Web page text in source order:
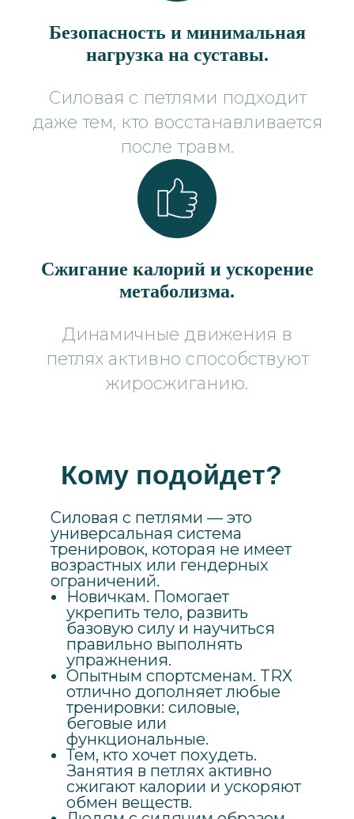
Безопасность и минимальная
нагрузка на суставы.
Силовая с петлями подходит
даже тем, кто восстанавливается
после травм.
Сжигание калорий и ускорение
метаболизма.
Динамичные движения в
петлях активно способствуют
жиросжиганию.
Силовая с петлями — это
универсальная система
тренировок, которая не имеет
возрастных или гендерных
ограничений.
Новичкам. Помогает
укрепить тело, развить
базовую силу и научиться
правильно выполнять
упражнения.
Опытным спортсменам. TRX
отлично дополняет любые
тренировки: силовые,
беговые или
функциональные.
Тем, кто хочет похудеть.
Занятия в петлях активно
сжигают калории и ускоряют
обмен веществ.
Кому подойдет?